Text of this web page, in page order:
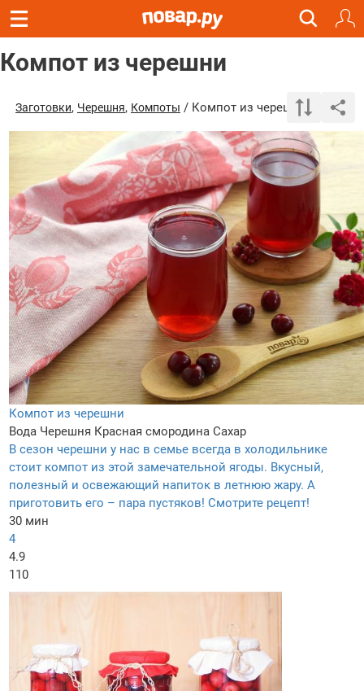
Компот из черешни
Заготовки, Черешня, Компоты / Компот из черешни
Компот из черешни
Вода Черешня Красная смородина Сахар
В сезон черешни у нас в семье всегда в холодильнике
стоит компот из этой замечательной ягоды. Вкусный,
полезный и освежающий напиток в летнюю жару. А
приготовить его – пара пустяков! Смотрите рецепт!
30 мин
4
4.9
110